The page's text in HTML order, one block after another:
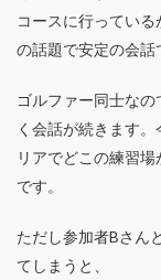
コースに行ってい
の話題で安定の会話
ゴルファー同士な
く会話が続きます
リアでどこの練習
です。
ただし参加者Bさん
てしまうと、